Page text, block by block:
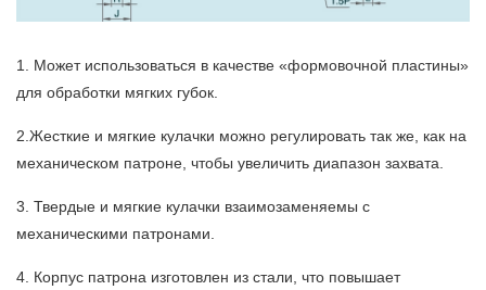
1. Может использоваться в качестве «формовочной пластины»
для обработки мягких губок.
2.Жесткие и мягкие кулачки можно регулировать так же, как на
механическом патроне, чтобы увеличить диапазон захвата.
3. Твердые и мягкие кулачки взаимозаменяемы с
механическими патронами.
4. Корпус патрона изготовлен из стали, что повышает